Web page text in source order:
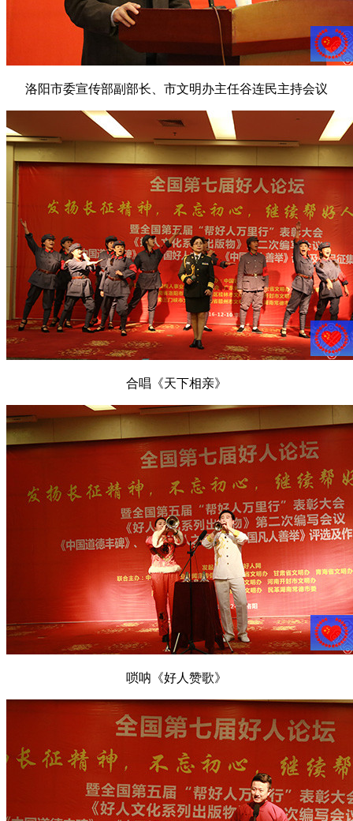
洛阳市委宣传部副部长、市文明办主任谷连民主持会议
合唱《天下相亲》
唢呐《好人赞歌》